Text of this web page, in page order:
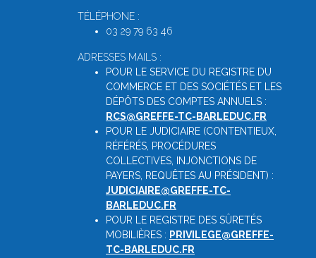
TÉLÉPHONE :
03 29 79 63 46
ADRESSES MAILS :
POUR LE SERVICE DU REGISTRE DU
COMMERCE ET DES SOCIÉTÉS ET LES
DÉPÔTS DES COMPTES ANNUELS :
RCS@GREFFE-TC-BARLEDUC.FR
POUR LE JUDICIAIRE (CONTENTIEUX,
RÉFÉRÉS, PROCÉDURES
COLLECTIVES, INJONCTIONS DE
PAYERS, REQUÊTES AU PRÉSIDENT) :
JUDICIAIRE@GREFFE-TC-
BARLEDUC.FR
POUR LE REGISTRE DES SÛRETÉS
MOBILIÈRES : PRIVILEGE@GREFFE-
TC-BARLEDUC.FR